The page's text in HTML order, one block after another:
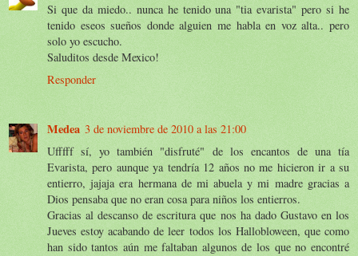
Si que da miedo.. nunca he tenido una "tia evarista" pero si he
tenido eseos sueños donde alguien me habla en voz alta.. pero
solo yo escucho.
Saluditos desde Mexico!
Responder
Medea 3 de noviembre de 2010 a las 21:00
Ufffff sí, yo también "disfruté" de los encantos de una tía
Evarista, pero aunque ya tendría 12 años no me hicieron ir a su
entierro, jajaja era hermana de mi abuela y mi madre gracias a
Dios pensaba que no eran cosa para niños los entierros.
Gracias al descanso de escritura que nos ha dado Gustavo en los
Jueves estoy acabando de leer todos los Hallobloween, que como
han sido tantos aún me faltaban algunos de los que no encontré